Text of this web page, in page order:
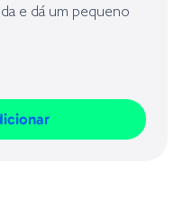
e dá um pequeno
Independentemente